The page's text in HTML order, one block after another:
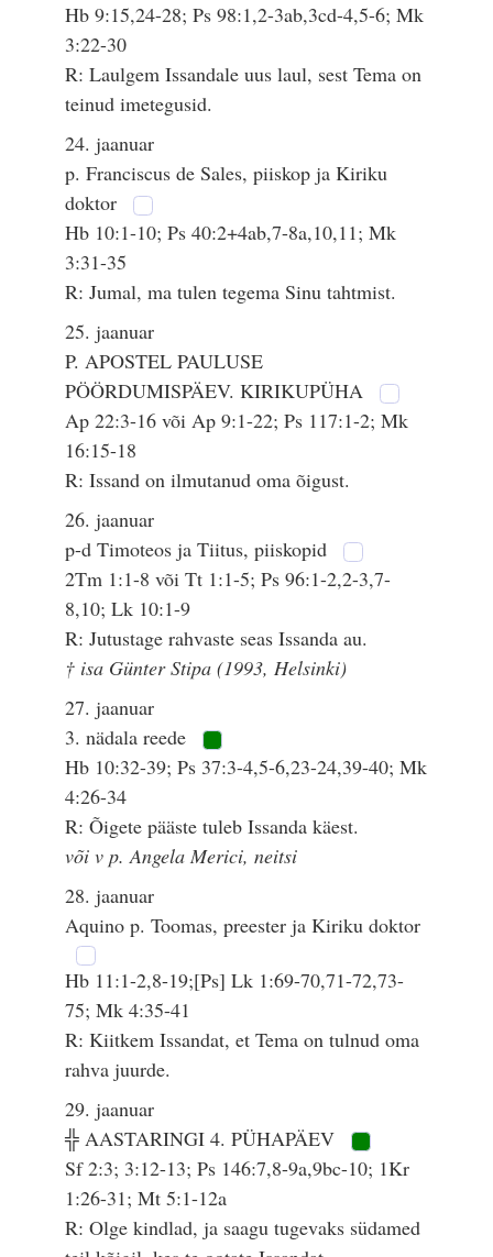
Hb 9:15,24-28; Ps 98:1,2-3ab,3cd-4,5-6; Mk
3:22-30
R: Laulgem Issandale uus laul, sest Tema on
teinud imetegusid.
24. jaanuar
p. Franciscus de Sales, piiskop ja Kiriku
doktor
Hb 10:1-10; Ps 40:2+4ab,7-8a,10,11; Mk
3:31-35
R: Jumal, ma tulen tegema Sinu tahtmist.
25. jaanuar
P. APOSTEL PAULUSE
PÖÖRDUMISPÄEV. KIRIKUPÜHA
Ap 22:3-16 või Ap 9:1-22; Ps 117:1-2; Mk
16:15-18
R: Issand on ilmutanud oma õigust.
26. jaanuar
p-d Timoteos ja Tiitus, piiskopid
2Tm 1:1-8 või Tt 1:1-5; Ps 96:1-2,2-3,7-
8,10; Lk 10:1-9
R: Jutustage rahvaste seas Issanda au.
† isa Günter Stipa (1993, Helsinki)
27. jaanuar
3. nädala reede
Hb 10:32-39; Ps 37:3-4,5-6,23-24,39-40; Mk
4:26-34
R: Õigete pääste tuleb Issanda käest.
või v p. Angela Merici, neitsi
28. jaanuar
Aquino p. Toomas, preester ja Kiriku doktor
Hb 11:1-2,8-19;[Ps] Lk 1:69-70,71-72,73-
75; Mk 4:35-41
R: Kiitkem Issandat, et Tema on tulnud oma
rahva juurde.
29. jaanuar
╬ AASTARINGI 4. PÜHAPÄEV
Sf 2:3; 3:12-13; Ps 146:7,8-9a,9bc-10; 1Kr
1:26-31; Mt 5:1-12a
R: Olge kindlad, ja saagu tugevaks südamed